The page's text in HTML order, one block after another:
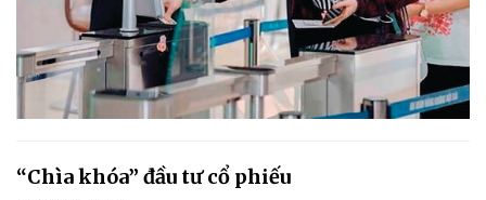
“Chìa khóa” đầu tư cổ phiếu